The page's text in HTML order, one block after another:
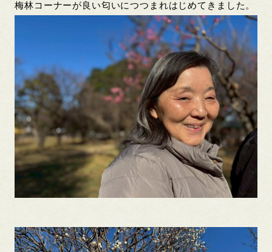
梅林コーナーが良い匂いにつつまれはじめてきました。